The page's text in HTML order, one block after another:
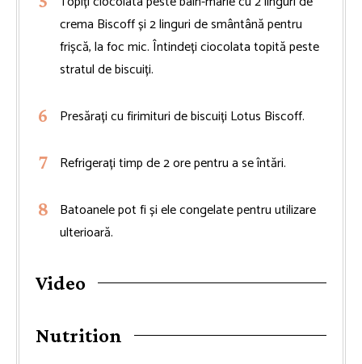
crema Biscoff și 2 linguri de smântână pentru
frișcă, la foc mic. Întindeți ciocolata topită peste
stratul de biscuiți.
Presărați cu firimituri de biscuiți Lotus Biscoff.
Refrigerați timp de 2 ore pentru a se întări.
Batoanele pot fi și ele congelate pentru utilizare
ulterioară.
Video
Nutrition